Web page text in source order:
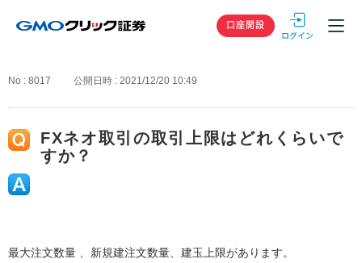
GMOクリック
口座開設
No : 8017 公開日時 : 2021/12/20 10:49
FXネオ取引の取引上限はどれくらいで
すか？
最大注文数量 、新規建注文数量、建玉上限があります。